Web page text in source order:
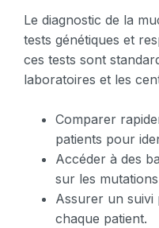
Le diagnostic de la
tests génétiques et
ces tests sont
laboratoires et les
Comparer
patients pour
Accéder à des
sur les
Assurer un suivi
chaque patient.